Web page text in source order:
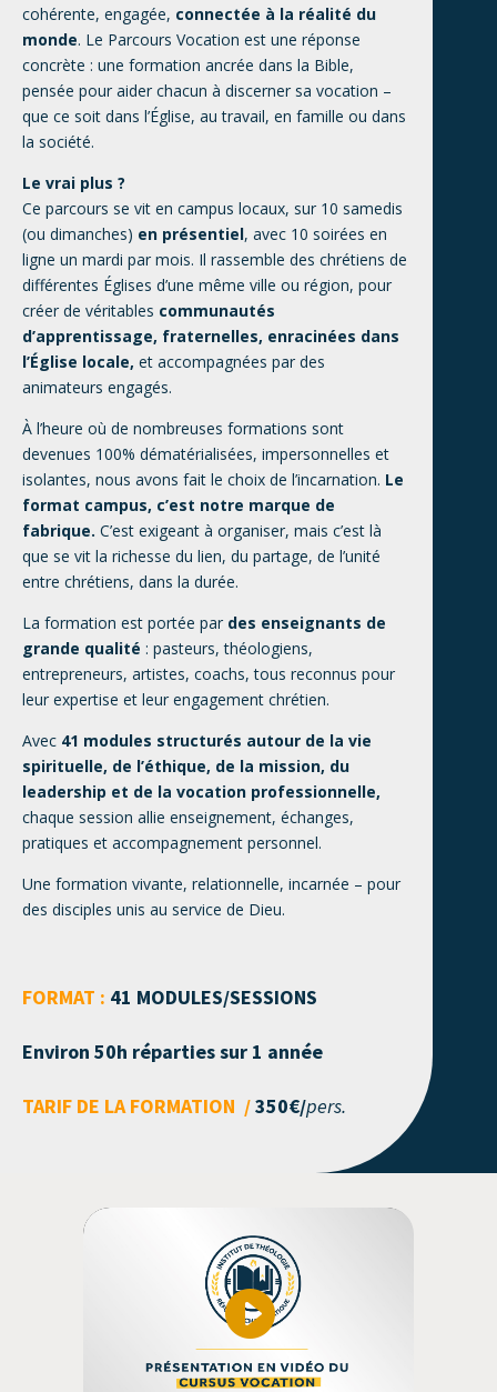
cohérente, engagée, connectée à la réalité du
monde. Le Parcours Vocation est une réponse
concrète : une formation ancrée dans la Bible,
pensée pour aider chacun à discerner sa vocation –
que ce soit dans l’Église, au travail, en famille ou dans
la société.
Le vrai plus ?
Ce parcours se vit en campus locaux, sur 10 samedis
(ou dimanches) en présentiel, avec 10 soirées en
ligne un mardi par mois. Il rassemble des chrétiens de
différentes Églises d’une même ville ou région, pour
créer de véritables communautés
d’apprentissage, fraternelles, enracinées dans
l’Église locale, et accompagnées par des
animateurs engagés.
À l’heure où de nombreuses formations sont
devenues 100% dématérialisées, impersonnelles et
isolantes, nous avons fait le choix de l’incarnation. Le
format campus, c’est notre marque de
fabrique. C’est exigeant à organiser, mais c’est là
que se vit la richesse du lien, du partage, de l’unité
entre chrétiens, dans la durée.
La formation est portée par des enseignants de
grande qualité : pasteurs, théologiens,
entrepreneurs, artistes, coachs, tous reconnus pour
leur expertise et leur engagement chrétien.
Avec 41 modules structurés autour de la vie
spirituelle, de l’éthique, de la mission, du
leadership et de la vocation professionnelle,
chaque session allie enseignement, échanges,
pratiques et accompagnement personnel.
Une formation vivante, relationnelle, incarnée – pour
des disciples unis au service de Dieu.
FORMAT : 41 MODULES/SESSIONS
Environ 50h réparties sur 1 année
TARIF DE LA FORMATION /350€/pers.